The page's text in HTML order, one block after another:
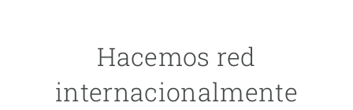
Hacemos red
internacionalmente